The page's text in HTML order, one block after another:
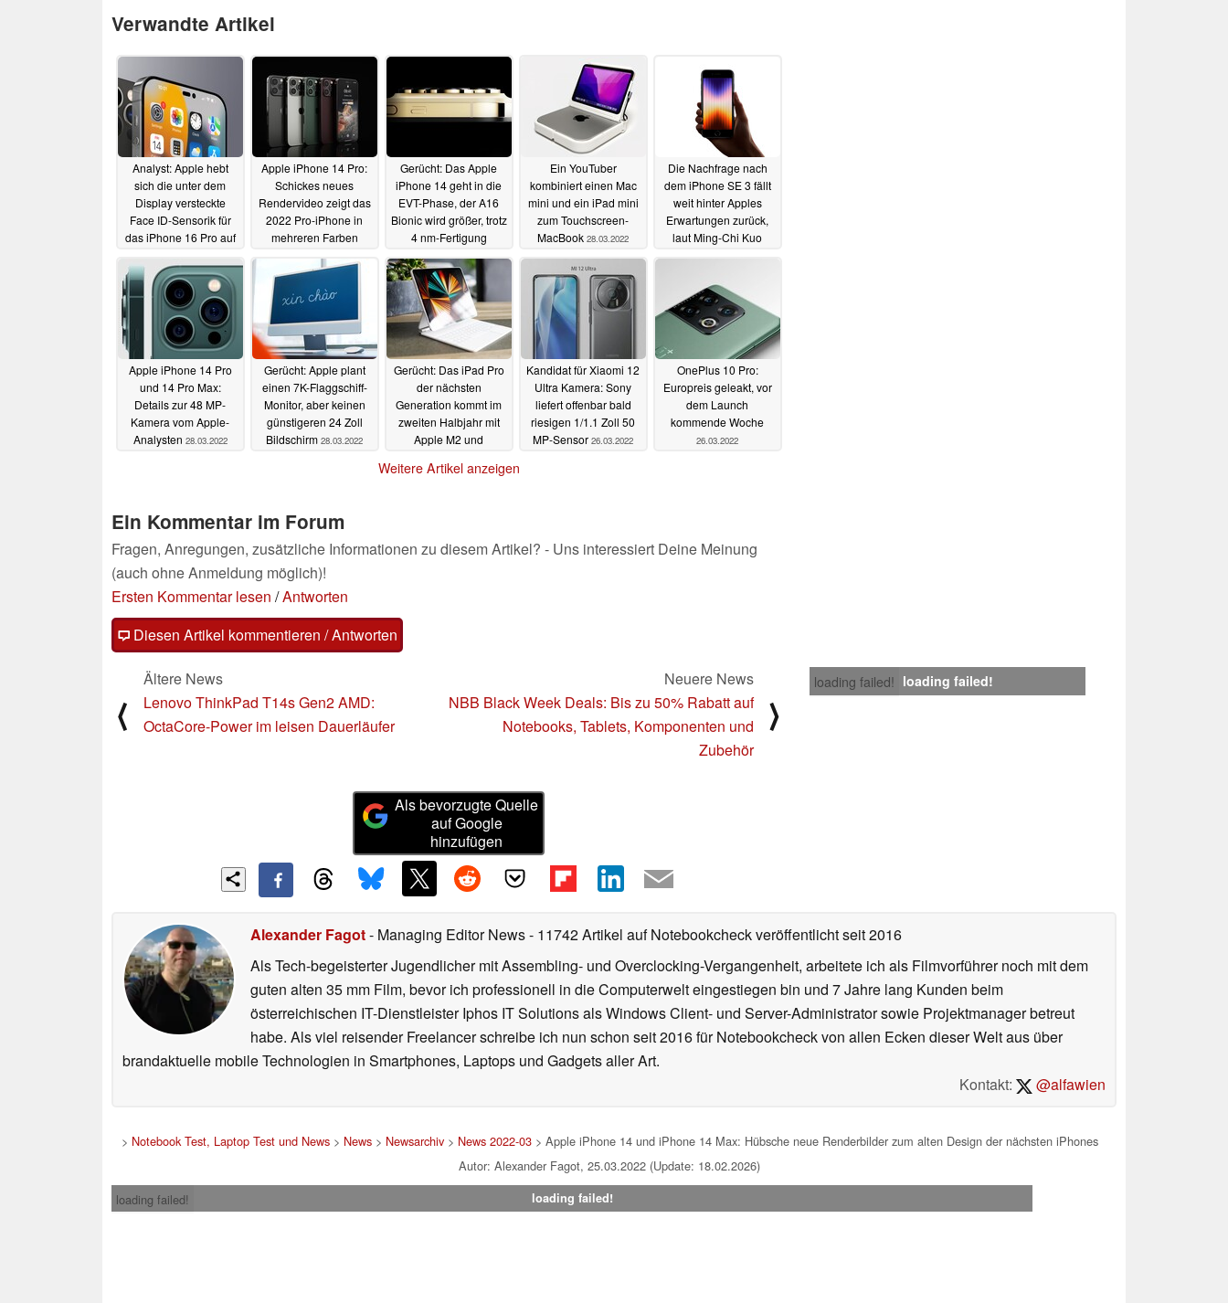
Verwandte Artikel
Analyst: Apple hebt
sich die unter dem
Display versteckte
Face ID-Sensorik für
das iPhone 16 Pro auf
03.04.2022
Apple iPhone 14 Pro:
Schickes neues
Rendervideo zeigt das
2022 Pro-iPhone in
mehreren Farben
29.03.2022
Gerücht: Das Apple
iPhone 14 geht in die
EVT-Phase, der A16
Bionic wird größer, trotz
4 nm-Fertigung
28.03.2022
Ein YouTuber
kombiniert einen Mac
mini und ein iPad mini
zum Touchscreen-
MacBook 28.03.2022
Die Nachfrage nach
dem iPhone SE 3 fällt
weit hinter Apples
Erwartungen zurück,
laut Ming-Chi Kuo
28.03.2022
Apple iPhone 14 Pro
und 14 Pro Max:
Details zur 48 MP-
Kamera vom Apple-
Analysten 28.03.2022
Gerücht: Apple plant
einen 7K-Flaggschiff-
Monitor, aber keinen
günstigeren 24 Zoll
Bildschirm 28.03.2022
Gerücht: Das iPad Pro
der nächsten
Generation kommt im
zweiten Halbjahr mit
Apple M2 und
Kandidat für Xiaomi 12
Ultra Kamera: Sony
liefert offenbar bald
riesigen 1/1.1 Zoll 50
MP-Sensor 26.03.2022
OnePlus 10 Pro:
Europreis geleakt, vor
dem Launch
kommende Woche
26.03.2022
Weitere Artikel anzeigen
Ein Kommentar im Forum
Fragen, Anregungen, zusätzliche Informationen zu diesem Artikel? - Uns interessiert Deine Meinung
(auch ohne Anmeldung möglich)!
Ersten Kommentar lesen /Antworten
Diesen Artikel kommentieren / Antworten
loading failed! loading failed!
⟨
Ältere News
Lenovo ThinkPad T14s Gen2 AMD:
OctaCore-Power im leisen Dauerläufer
Neuere News
NBB Black Week Deals: Bis zu 50% Rabatt auf
Notebooks, Tablets, Komponenten und
Zubehör
⟩
Als bevorzugte Quelle
auf Google
hinzufügen
Alexander Fagot- Managing Editor News- 11742 Artikel auf Notebookcheck veröffentlichtseit 2016
Als Tech-begeisterter Jugendlicher mit Assembling- und Overclocking-Vergangenheit, arbeitete ich als Filmvorführer noch mit dem
guten alten 35 mm Film, bevor ich professionell in die Computerwelt eingestiegen bin und 7 Jahre lang Kunden beim
österreichischen IT-Dienstleister Iphos IT Solutions als Windows Client- und Server-Administrator sowie Projektmanager betreut
habe. Als viel reisender Freelancer schreibe ich nun schon seit 2016 für Notebookcheck von allen Ecken dieser Welt aus über
brandaktuelle mobile Technologien in Smartphones, Laptops und Gadgets aller Art.
Kontakt:
@alfawien
> Notebook Test, Laptop Test und News> News> Newsarchiv> News 2022-03> Apple iPhone 14 und iPhone 14 Max: Hübsche neue Renderbilder zum alten Design der nächsten iPhones
Autor: Alexander Fagot, 25.03.2022 (Update: 18.02.2026)
loading failed!
loading failed!